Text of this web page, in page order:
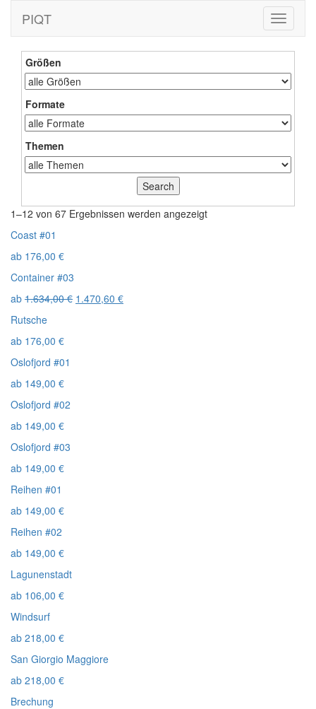
Toggle
PIQT
Größen
Formate
Themen
1–12 von 67 Ergebnissen werden angezeigt
Coast #01
ab 176,00 €
Container #03
ab 1.634,00€ 1.470,60 €
Rutsche
ab 176,00 €
Oslofjord #01
ab 149,00 €
Oslofjord #02
ab 149,00 €
Oslofjord #03
ab 149,00 €
Reihen #01
ab 149,00 €
Reihen #02
ab 149,00 €
Lagunenstadt
ab 106,00 €
Windsurf
ab 218,00 €
San Giorgio Maggiore
ab 218,00 €
Brechung